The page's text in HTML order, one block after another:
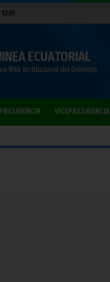
ECUATORIAL
Web Institucional del Gobierno
PRESIDENCIA VICEPRESIDENCIA